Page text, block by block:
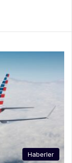
Haberler